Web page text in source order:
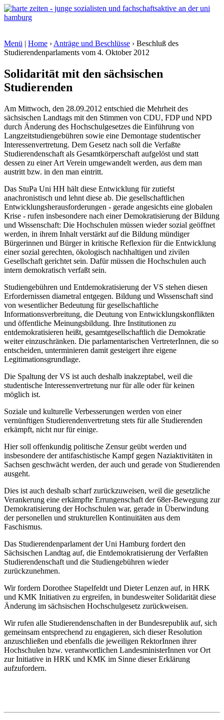
Menü | Home › Anträge und Beschlüsse › Beschluß des
Studierendenparlaments vom 4. Oktober 2012
Solidarität mit den sächsischen
Studierenden
Am Mittwoch, den 28.09.2012 entschied die Mehrheit des
sächsischen Landtags mit den Stimmen von CDU, FDP und NPD
durch Änderung des Hochschulgesetzes die Einführung von
Langzeitstudiengebühren sowie eine Demontage studentischer
Interessenvertretung. Dem Gesetz nach soll die Verfaßte
Studierendenschaft als Gesamtkörperschaft aufgelöst und statt
dessen zu einer Art Verein umgewandelt werden, aus dem man
austritt bzw. in den man eintritt.
Das StuPa Uni HH hält diese Entwicklung für zutiefst
anachronistisch und lehnt diese ab. Die gesellschaftlichen
Entwicklungsherausforderungen - gerade angesichts eine globalen
Krise - rufen insbesondere nach einer Demokratisierung der Bildung
und Wissenschaft: Die Hochschulen müssen wieder sozial geöffnet
werden, in ihrem Inhalt verstärkt auf die Bildung mündiger
Bürgerinnen und Bürger in kritische Reflexion für die Entwicklung
einer sozial gerechten, ökologisch nachhaltigen und zivilen
Gesellschaft gerichtet sein. Dafür müssen die Hochschulen auch
intern demokratisch verfaßt sein.
Studiengebühren und Entdemokratisierung der VS stehen diesen
Erfordernissen diametral entgegen. Bildung und Wissenschaft sind
von wesentlicher Bedeutung für gesellschaftliche
Informationsverbreitung, die Deutung von Entwicklungskonflikten
und öffentliche Meinungsbildung. Ihre Institutionen zu
entdemokratisieren heißt, gesamtgesellschaftlich die Demokratie
weiter einzuschränken. Die parlamentarischen VertreterInnen, die so
entscheiden, unterminieren damit gesteigert ihre eigene
Legitimationsgrundlage.
Die Spaltung der VS ist auch deshalb inakzeptabel, weil die
studentische Interessenvertretung nur für alle oder für keinen
möglich ist.
Soziale und kulturelle Verbesserungen werden von einer
vernünftigen Studierendenvertretung stets für alle Studierenden
erkämpft, nicht nur für einige.
Hier soll offenkundig politische Zensur geübt werden und
insbesondere der antifaschistische Kampf gegen Naziaktivitäten in
Sachsen geschwächt werden, der auch und gerade von Studierenden
ausgeht.
Dies ist auch deshalb scharf zurückzuweisen, weil die gesetzliche
Verankerung eine erkämpfte Errungenschaft der 68er-Bewegung zur
Demokratisierung der Hochschulen war, gerade in Überwindung
der personellen und strukturellen Kontinuitäten aus dem
Faschismus.
Das Studierendenparlament der Uni Hamburg fordert den
Sächsischen Landtag auf, die Entdemokratisierung der Verfaßten
Studierendenschaft und die Studiengebühren wieder
zurückzunehmen.
Wir fordern Dorothee Stapelfeldt und Dieter Lenzen auf, in HRK
und KMK Initiativen zu ergreifen, in bundesweiter Solidarität diese
Änderung im sächsischen Hochschulgesetz zurückweisen.
Wir rufen alle Studierendenschaften in der Bundesrepublik auf, sich
gemeinsam entsprechend zu engagieren, sich dieser Resolution
anzuschließen und ebenfalls die jeweiligen RektorInnen ihrer
Hochschulen bzw. verantwortlichen LandesministerInnen vor Ort
zur Initiative in HRK und KMK im Sinne dieser Erklärung
aufzufordern.